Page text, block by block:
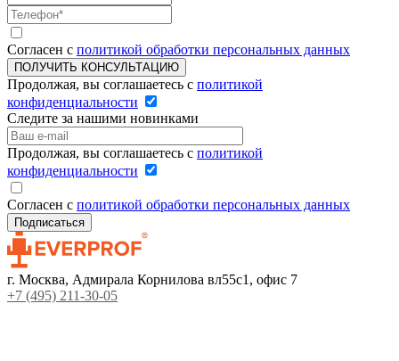
Согласен с политикой обработки персональных данных
Продолжая, вы соглашаетесь с политикой
конфиденциальности
Следите за нашими новинками
Продолжая, вы соглашаетесь с политикой
конфиденциальности
Согласен с политикой обработки персональных данных
г. Москва, Адмирала Корнилова вл55с1, офис 7
+7 (495) 211-30-05